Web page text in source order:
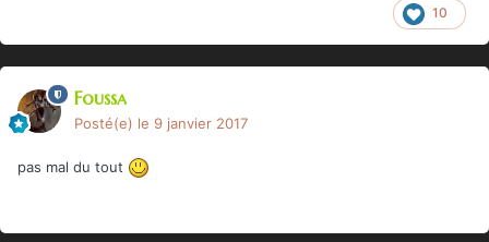
10
Foussa
Posté(e) le 9 janvier 2017
pas mal du tout